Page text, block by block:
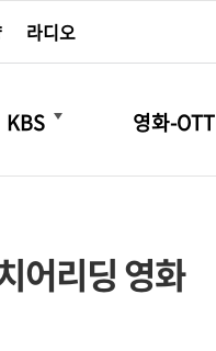
라디오
KBS
더보기
영화-OTT
더보기
어리딩 영화